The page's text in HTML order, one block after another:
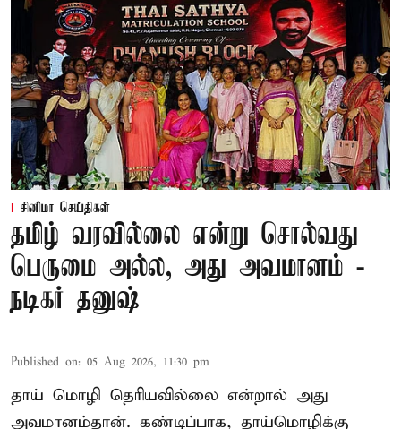
சினிமா செய்திகள்
தமிழ் வரவில்லை என்று சொல்வது
பெருமை அல்ல, அது அவமானம் -
நடிகர் தனுஷ்
Published on: 05 Aug 2026, 11:30 pm
தாய் மொழி தெரியவில்லை என்றால் அது
அவமானம்தான். கண்டிப்பாக, தாய்மொழிக்கு